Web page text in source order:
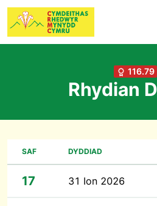
116.79
Rhydian
SAF DYDDIAD
17 31 Ion 2026